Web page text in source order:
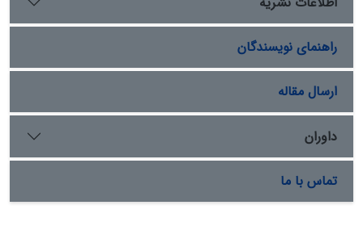
تست Fدر سطح 90 درصد و بالاتر تأیید دیگری بر این مطلب
است.
راهنمای نویسندگان
ارسال مقاله
داوران
تماس با ما